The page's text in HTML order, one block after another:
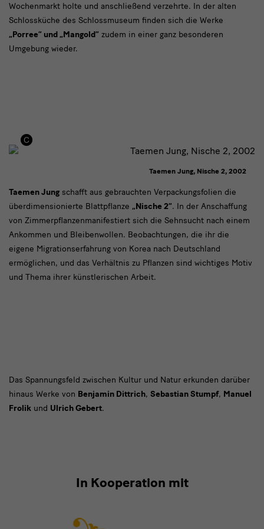
Wochenmarkt holte und anschließend verzehrte. In der alten
Schlossküche des Schlossmuseum finden sich die Werke
„Porree“ und „Mangold“ zudem in einer ganz besonderen
Umgebung wieder.
"Nische
2"
von
Taemen
Jung
Taemen Jung schafft aus gebrauchten Verpackungsfolien die
überdimensionierte Blattpflanze „Nische 2“. In der Anschaffung
von Zimmerpflanzenmanifestiert sich die Sehnsucht nach einem
Ankommen und Bleibenwollen. Beobachtungen, die ihr die
eigene Migrationserfahrung von Korea nach Deutschland
ermöglichen, und das Verhältnis zu Pflanzen sind wichtiges Motiv
und Thema ihrer künstlerischen Arbeit.
Taemen Jung, Nische 2, 2002
Auf
die
Das Spannungsfeld zwischen Kultur und Natur erkunden darüber
hinaus Werke von Benjamin Dittrich, Sebastian Stumpf, Manuel
Frolik und Ulrich Gebert.
In Kooperation mit